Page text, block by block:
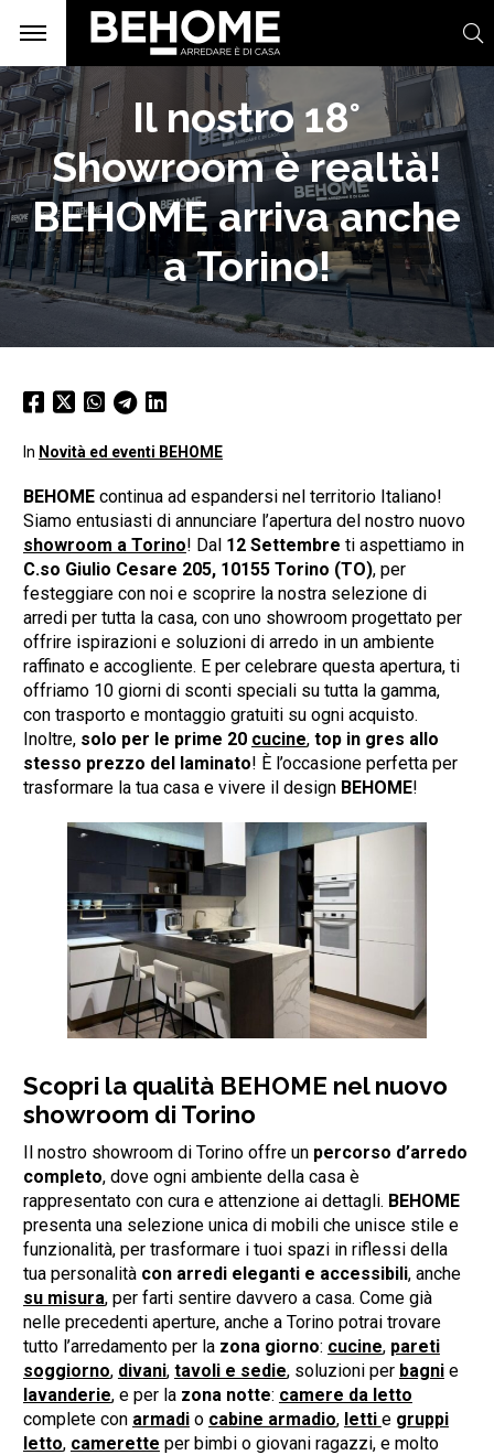
Il nostro 18°
Showroom è realtà!
BEHOME arriva anche
a Torino!
In Novità ed eventi BEHOME
BEHOME continua ad espandersi nel territorio Italiano!
Siamo entusiasti di annunciare l’apertura del nostro nuovo
showroom a Torino! Dal 12 Settembre ti aspettiamo in
C.so Giulio Cesare 205, 10155 Torino (TO), per
festeggiare con noi e scoprire la nostra selezione di
arredi per tutta la casa, con uno showroom progettato per
offrire ispirazioni e soluzioni di arredo in un ambiente
raffinato e accogliente. E per celebrare questa apertura, ti
offriamo 10 giorni di sconti speciali su tutta la gamma,
con trasporto e montaggio gratuiti su ogni acquisto.
Inoltre, solo per le prime 20 cucine, top in gres allo
stesso prezzo del laminato! È l’occasione perfetta per
trasformare la tua casa e vivere il design BEHOME!
Scopri la qualità BEHOME nel nuovo
showroom di Torino
Il nostro showroom di Torino offre un percorso d’arredo
completo, dove ogni ambiente della casa è
rappresentato con cura e attenzione ai dettagli. BEHOME
presenta una selezione unica di mobili che unisce stile e
funzionalità, per trasformare i tuoi spazi in riflessi della
tua personalità con arredi eleganti e accessibili, anche
su misura, per farti sentire davvero a casa. Come già
nelle precedenti aperture, anche a Torino potrai trovare
tutto l’arredamento per la zona giorno: cucine, pareti
soggiorno, divani, tavoli e sedie, soluzioni per bagnie
lavanderie, e per la zona notte: camere da letto
complete con armadio cabine armadio, letti e gruppi
letto, camerette per bimbi o giovani ragazzi, e molto